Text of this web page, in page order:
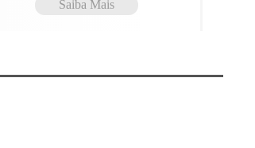
Saiba Mais